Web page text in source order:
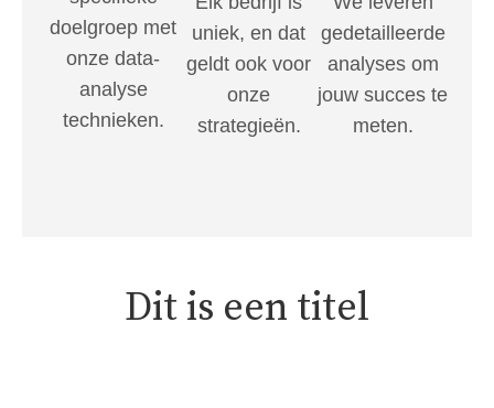
doelgroep met
onze data-
analyse
technieken.
uniek, en dat
geldt ook voor
onze
strategieën.
gedetailleerde
analyses om
jouw succes te
meten.
Dit is een titel